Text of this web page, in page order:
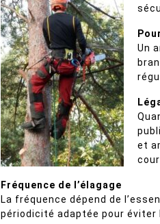
Un
et
Fréquence de l’élagage
La fréquence dépend de
périodicité adaptée pour